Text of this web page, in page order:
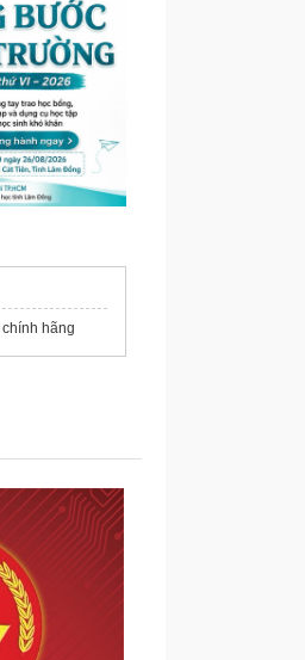
chính hãng